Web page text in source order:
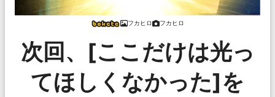
フカヒロ フカヒロ
次回、[ここだけは光っ
てほしくなかった]を